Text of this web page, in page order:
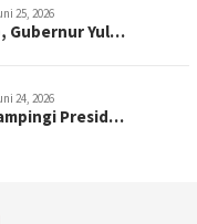
25, 2026
Gubernur Yul…
24, 2026
Presid…